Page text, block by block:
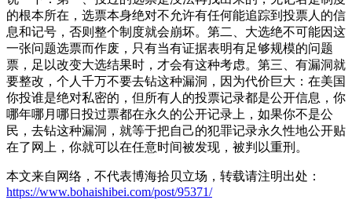
的根本所在，选票本身绝对不允许有任何能追踪到投票人的信
息和记号，否则整个制度就会崩坏。第二、大选绝不可能因这
一张问题选票而作废，只有当有证据表明有足够规模的问题
票，足以改变大选结果时，才会有这种考虑。第三、有漏洞就
要整改，个人千万不要去钻这种漏洞，因为代价巨大：在美国
你投谁是绝对私密的，但所有人的投票记录都是公开信息，你
哪年哪月哪日投过票都在永久的公开记录上，如果你不是公
民，去钻这种漏洞，就等于把自己的犯罪记录永久性地公开贴
在了网上，你就可以在任意时间被发现，被判以重刑。
本文来自网络，不代表博海拾贝立场，转载请注明出处：
https://www.bohaishibei.com/post/95371/